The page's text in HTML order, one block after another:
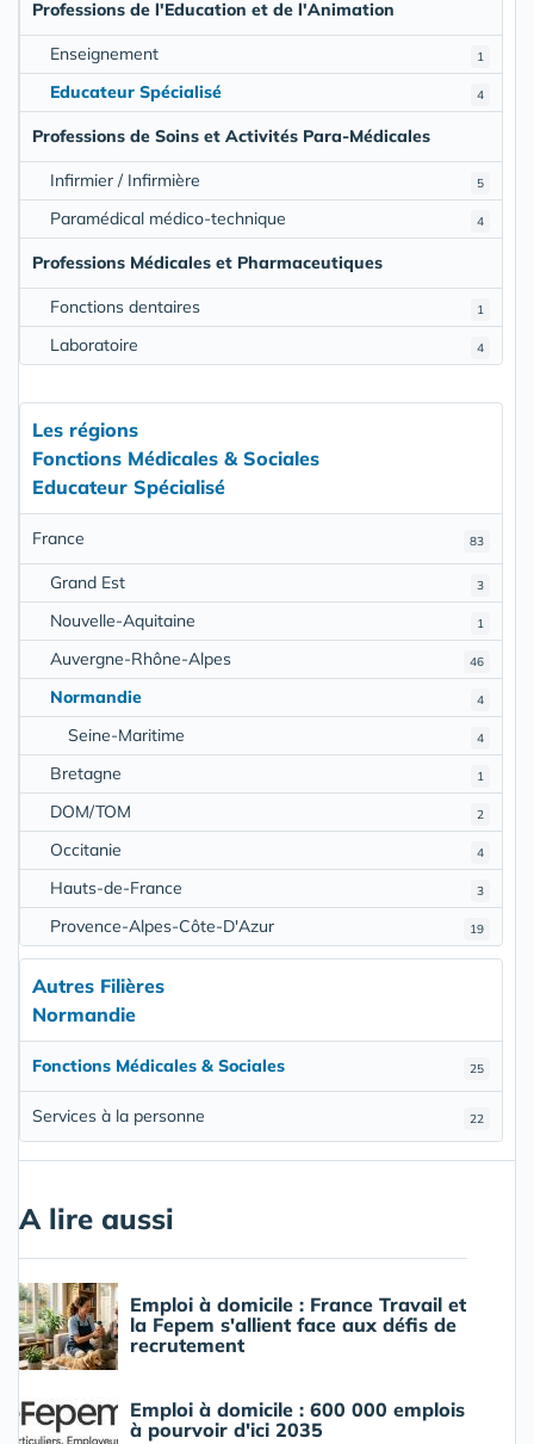
Professions de l'Education et de l'Animation
1
Enseignement
4
Educateur Spécialisé
Professions de Soins et Activités Para-Médicales
5
Infirmier / Infirmière
4
Paramédical médico-technique
Professions Médicales et Pharmaceutiques
1
Fonctions dentaires
4
Laboratoire
Les régions
Fonctions Médicales & Sociales
Educateur Spécialisé
83
France
3
Grand Est
1
Nouvelle-Aquitaine
46
Auvergne-Rhône-Alpes
4
Normandie
4
Seine-Maritime
1
Bretagne
2
DOM/TOM
4
Occitanie
3
Hauts-de-France
19
Provence-Alpes-Côte-D'Azur
Autres Filières
Normandie
25
Fonctions Médicales & Sociales
22
Services à la personne
A lire aussi
Emploi à domicile : France Travail et
la Fepem s'allient face aux défis de
recrutement
Emploi à domicile : 600 000 emplois
à pourvoir d'ici 2035